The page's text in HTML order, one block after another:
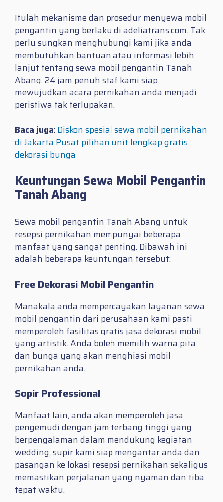
Itulah mekanisme dan prosedur menyewa mobil
pengantin yang berlaku di adeliatrans.com. Tak
perlu sungkan menghubungi kami jika anda
membutuhkan bantuan atau informasi lebih
lanjut tentang sewa mobil pengantin Tanah
Abang. 24 jam penuh staf kami siap
mewujudkan acara pernikahan anda menjadi
peristiwa tak terlupakan.
Baca juga: Diskon spesial sewa mobil pernikahan
di Jakarta Pusat pilihan unit lengkap gratis
dekorasi bunga
Keuntungan Sewa Mobil Pengantin
Tanah Abang
Sewa mobil pengantin Tanah Abang untuk
resepsi pernikahan mempunyai beberapa
manfaat yang sangat penting. Dibawah ini
adalah beberapa keuntungan tersebut:
Free Dekorasi Mobil Pengantin
Manakala anda mempercayakan layanan sewa
mobil pengantin dari perusahaan kami pasti
memperoleh fasilitas gratis jasa dekorasi mobil
yang artistik. Anda boleh memilih warna pita
dan bunga yang akan menghiasi mobil
pernikahan anda.
Sopir Professional
Manfaat lain, anda akan memperoleh jasa
pengemudi dengan jam terbang tinggi yang
berpengalaman dalam mendukung kegiatan
wedding, supir kami siap mengantar anda dan
pasangan ke lokasi resepsi pernikahan sekaligus
memastikan perjalanan yang nyaman dan tiba
tepat waktu.